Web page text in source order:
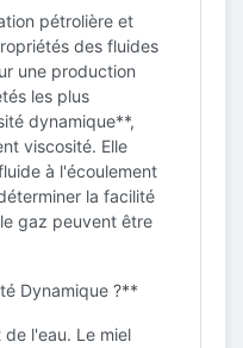
pétrolière et
des fluides
une production
les plus
dynamique**,
viscosité. Elle
à l'écoulement
la facilité
gaz peuvent être
Dynamique ?**
l'eau. Le miel